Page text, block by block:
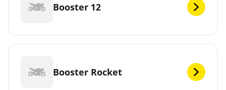
Booster 12
Booster Rocket